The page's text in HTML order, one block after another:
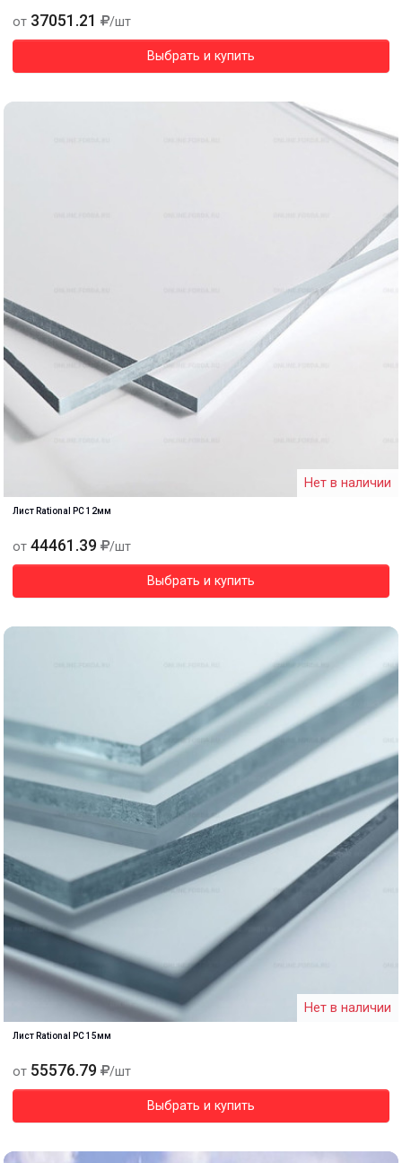
от 37051.21 /шт
Выбрать и купить
Нет в наличии
Лист Rational PC 12мм
от 44461.39 /шт
Выбрать и купить
Нет в наличии
Лист Rational PC 15мм
от 55576.79 /шт
Выбрать и купить